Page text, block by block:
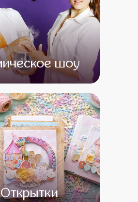
шоу
от 0 от 0
Открытки